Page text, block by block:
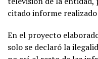
citado informe
En el proyecto
solo se declaró la